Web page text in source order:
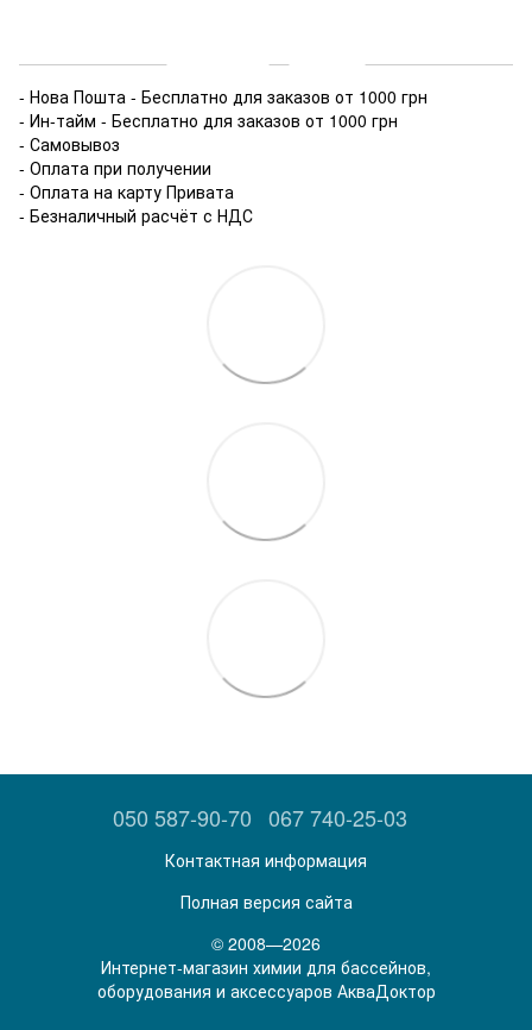
- Нова Пошта - Бесплатно для заказов от 1000 грн
- Ин-тайм - Бесплатно для заказов от 1000 грн
- Самовывоз
- Оплата при получении
- Оплата на карту Привата
- Безналичный расчёт с НДС
050 587-90-70 067 740-25-03
Контактная информация
Полная версия сайта
© 2008—2026
Интернет-магазин химии для бассейнов,
оборудования и аксессуаров АкваДоктор